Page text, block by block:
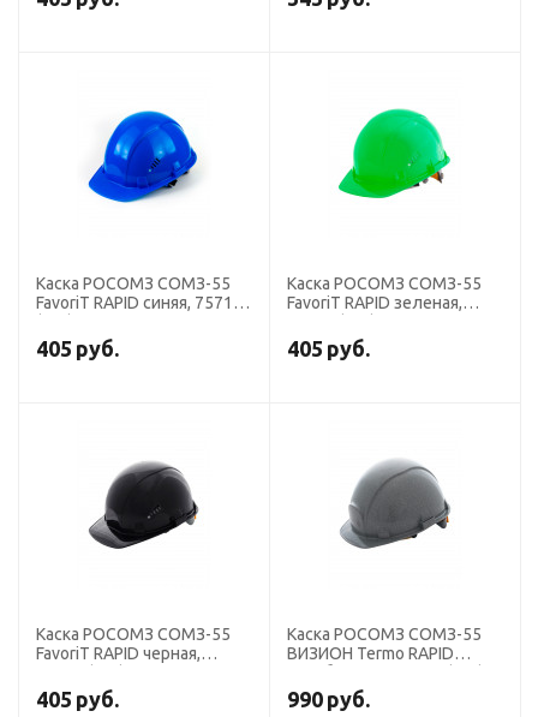
Каска РОСОМЗ СОМЗ-55
FavoriT RAPID синяя, 75718
405 руб.
Каска РОСОМЗ СОМЗ-55
FavoriT RAPID зеленая,
405 руб.
Каска РОСОМЗ СОМЗ-55
FavoriT RAPID черная,
405 руб.
Каска РОСОМЗ СОМЗ-55
ВИЗИОН Termo RAPID
990 руб.